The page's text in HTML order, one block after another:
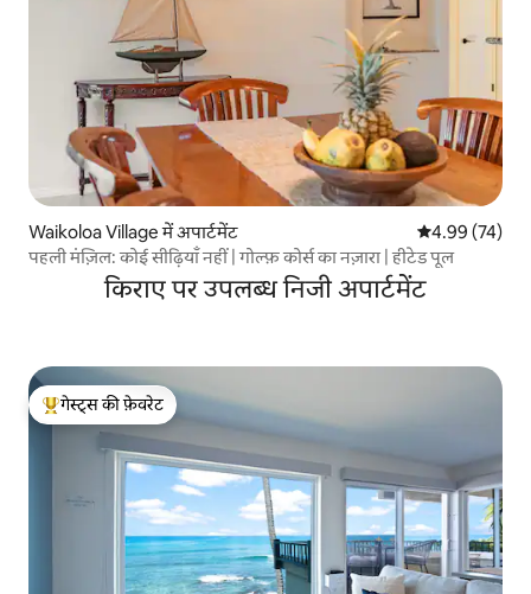
Waikoloa Village में अपार्टमेंट औसत रेटिंग 5 में
4.99 (74)
पहली मंज़िल: कोई सीढ़ियाँ नहीं | गोल्फ़ कोर्स का नज़ारा | हीटेड पूल
किराए पर उपलब्ध निजी अपार्टमेंट
गेस्ट्स का टॉप फ़ेवरेट
गेस्ट्स की फ़ेवरेट